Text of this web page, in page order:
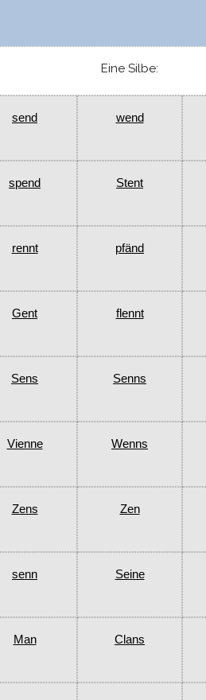
Eine Silbe:
send wend
spend Stent
rennt pfänd
Gent flennt
Sens Senns
Vienne Wenns
Zens Zen
senn Seine
Man Clans